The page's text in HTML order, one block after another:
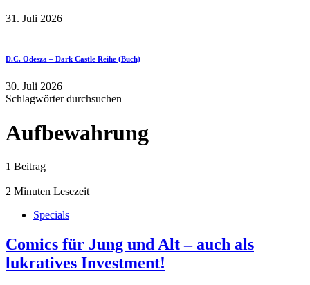
31. Juli 2026
D.C. Odesza – Dark Castle Reihe (Buch)
30. Juli 2026
Schlagwörter durchsuchen
Aufbewahrung
1 Beitrag
2 Minuten Lesezeit
Specials
Comics für Jung und Alt – auch als
lukratives Investment!